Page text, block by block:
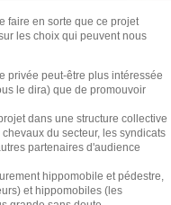
faire en sorte que ce projet
les choix qui peuvent nous
privée peut-être plus intéressée
le dira) que de promouvoir
dans une structure collective
du secteur, les syndicats
partenaires d'audience
hippomobile et pédestre,
et hippomobiles (les